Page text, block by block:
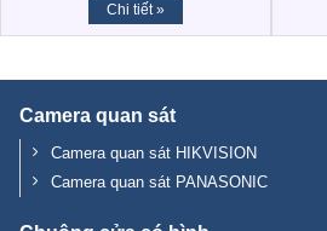
Chi tiết »
Camera quan sát
Camera quan sát HIKVISION
Camera quan sát PANASONIC